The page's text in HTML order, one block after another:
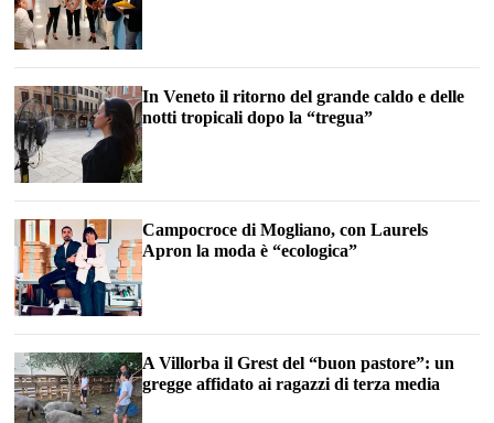
In Veneto il ritorno del grande caldo e delle
notti tropicali dopo la “tregua”
Campocroce di Mogliano, con Laurels
Apron la moda è “ecologica”
A Villorba il Grest del “buon pastore”: un
gregge affidato ai ragazzi di terza media